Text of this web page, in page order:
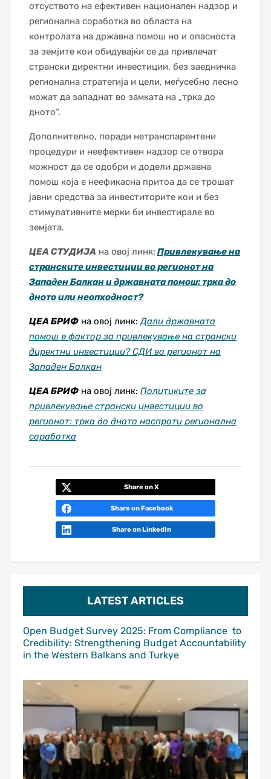
LATEST ARTICLES
Open Budget Survey 2025: From Compliance to
Credibility: Strengthening Budget Accountability
in the Western Balkans and Turkye
отсуството на ефективен национален надзор и
регионална соработка во областа на
контролата на државна помош но и опасноста
за земјите кои обидувајќи се да привлечат
странски директни инвестиции, без заедничка
регионална стратегија и цели, меѓусебно лесно
можат да западнат во замката на „трка до
дното“.
Дополнително, поради нетранспарентени
процедури и неефективен надзор се отвора
можност да се одобри и додели државна
помош која е неефикасна притоа да се трошат
јавни средства за инвеститорите кои и без
стимулативните мерки би инвестирале во
земјата.
ЦЕА СТУДИЈА на овој линк: Привлекување на
странските инвестиции во регионот на
Западен Балкан и државната помош: трка до
дното или неопходност?
ЦЕА БРИФна овој линк:Дали државната
помош е фактор за привлекување на странски
директни инвестиции? СДИ во регионот на
Западен Балкан
ЦЕА БРИФна овој линк: Политиките за
привлекување странски инвестиции во
регионот: трка до дното наспроти регионална
соработка
Share on X
Share on Facebook
Share on LinkedIn